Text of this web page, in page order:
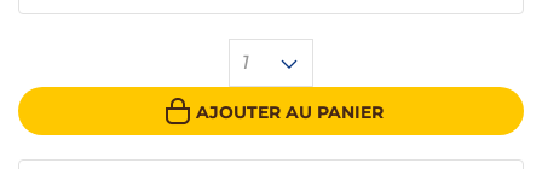
1
AJOUTER AU PANIER